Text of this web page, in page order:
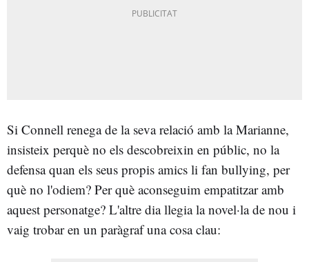
Si Connell renega de la seva relació amb la Marianne,
insisteix perquè no els descobreixin en públic, no la
defensa quan els seus propis amics li fan bullying, per
què no l'odiem? Per què aconseguim empatitzar amb
aquest personatge? L'altre dia llegia la novel·la de nou i
vaig trobar en un paràgraf una cosa clau: